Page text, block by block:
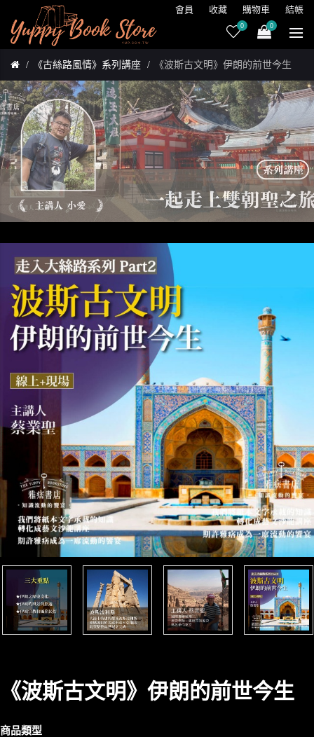
會員 收藏 購物車 結帳
0 0
《古絲路風情》系列講座 《波斯古文明》伊朗的前世今生
《波斯古文明》伊朗的前世今生
商品類型